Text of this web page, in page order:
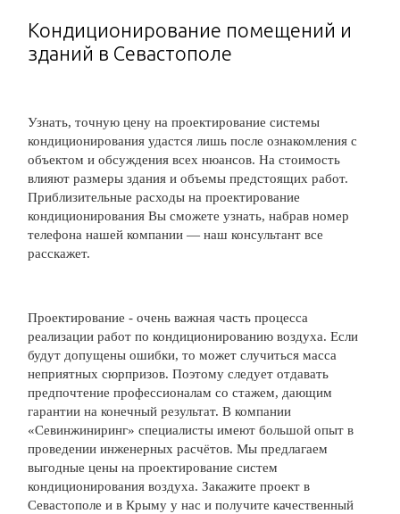
Кондиционирование помещений и
зданий в Севастополе
Узнать, точную цену на проектирование системы
кондиционирования удастся лишь после ознакомления с
объектом и обсуждения всех нюансов. На стоимость
влияют размеры здания и объемы предстоящих работ.
Приблизительные расходы на проектирование
кондиционирования Вы сможете узнать, набрав номер
телефона нашей компании — наш консультант все
расскажет.
Проектирование - очень важная часть процесса
реализации работ по кондиционированию воздуха. Если
будут допущены ошибки, то может случиться масса
неприятных сюрпризов. Поэтому следует отдавать
предпочтение профессионалам со стажем, дающим
гарантии на конечный результат. В компании
«Севинжиниринг» специалисты имеют большой опыт в
проведении инженерных расчётов. Мы предлагаем
выгодные цены на проектирование систем
кондиционирования воздуха. Закажите проект в
Севастополе и в Крыму у нас и получите качественный